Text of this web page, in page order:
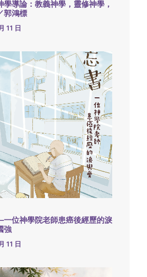
學導論：教義神學，靈修神學，
郭鴻標
11 日
位神學院老師患癌後經歷的淚
強
11 日